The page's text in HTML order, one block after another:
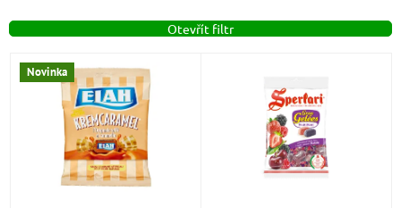
p
Otevřít filtr
Novinka